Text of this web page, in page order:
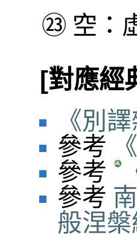
㉓ 空：
[對應經
《別
參考
參考
參考
般涅槃